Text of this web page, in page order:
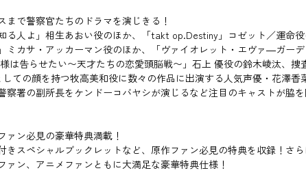
で警察官たちのドラマを演じきる！
人よ」相生あおい役のほか、「takt op.Destiny」コゼット／運命
カサ・アッカーマン役のほか、「ヴァイオレット・エヴァ―ガー
告らせたい〜天才たちの恋愛頭脳戦〜」石上 優役の鈴木崚汰、
ての顔を持つ牧高美和役に数々の作品に出演する人気声優・花澤
署の副所長をケンドーコバヤシが演じるなど注目のキャストが脇
ン必見の豪華特典満載！
スペシャルブックレットなど、原作ファン必見の特典を収録！さ
ン、アニメファンともに大満足な豪華特典仕様！